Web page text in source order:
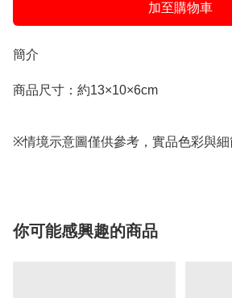
加至購物車
簡介
商品尺寸：約13×10×6cm
※情境示意圖僅供參考，實品色彩與細
你可能感興趣的商品